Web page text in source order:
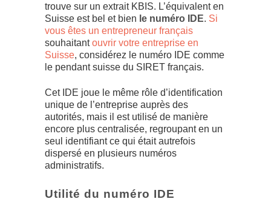
trouve sur un extrait KBIS. L’équivalent en
Suisse est bel et bien le numéro IDE. Si
vous êtes un entrepreneur français
souhaitantouvrir votre entreprise en
Suisse, considérez le numéro IDE comme
le pendant suisse du SIRET français.
Cet IDE joue le même rôle d’identification
unique de l’entreprise auprès des
autorités, mais il est utilisé de manière
encore plus centralisée, regroupant en un
seul identifiant ce qui était autrefois
dispersé en plusieurs numéros
administratifs.
Utilité du numéro IDE